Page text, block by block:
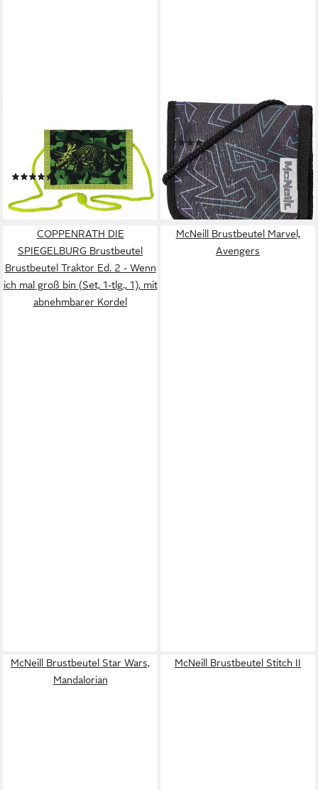
Brustbeutel Dinosaurier
Geldbörse Geldbeutel Kinder
Portemonnaie Dino Skelett
(1)
7,99 €
lieferbar - in 2-3 Werktagen bei dir
MCNEILL
Brustbeutel Tron
(3)
ab 7,99 € UVP12,95 €
-38%
lieferbar - in 3-4 Werktagen bei dir
COPPENRATH DIE
SPIEGELBURG Brustbeutel
Brustbeutel Traktor Ed. 2 - Wenn
ich mal groß bin (Set, 1-tlg., 1), mit
abnehmbarer Kordel
McNeill Brustbeutel Marvel,
Avengers
McNeill Brustbeutel Star Wars,
Mandalorian
McNeill Brustbeutel Stitch II